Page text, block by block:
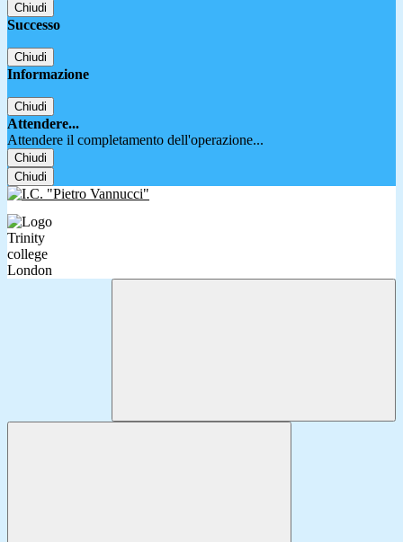
Chiudi
Successo
Chiudi
Informazione
Chiudi
Attendere...
Attendere il completamento dell'operazione...
Chiudi
Chiudi